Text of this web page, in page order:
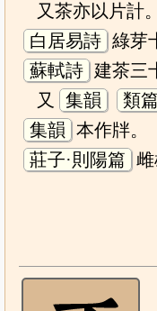
又茶亦以片計。
白居易詩 綠芽
蘇軾詩 建茶三
又
集韻 類篇
集韻 本作牉。
莊子·則陽篇 雌